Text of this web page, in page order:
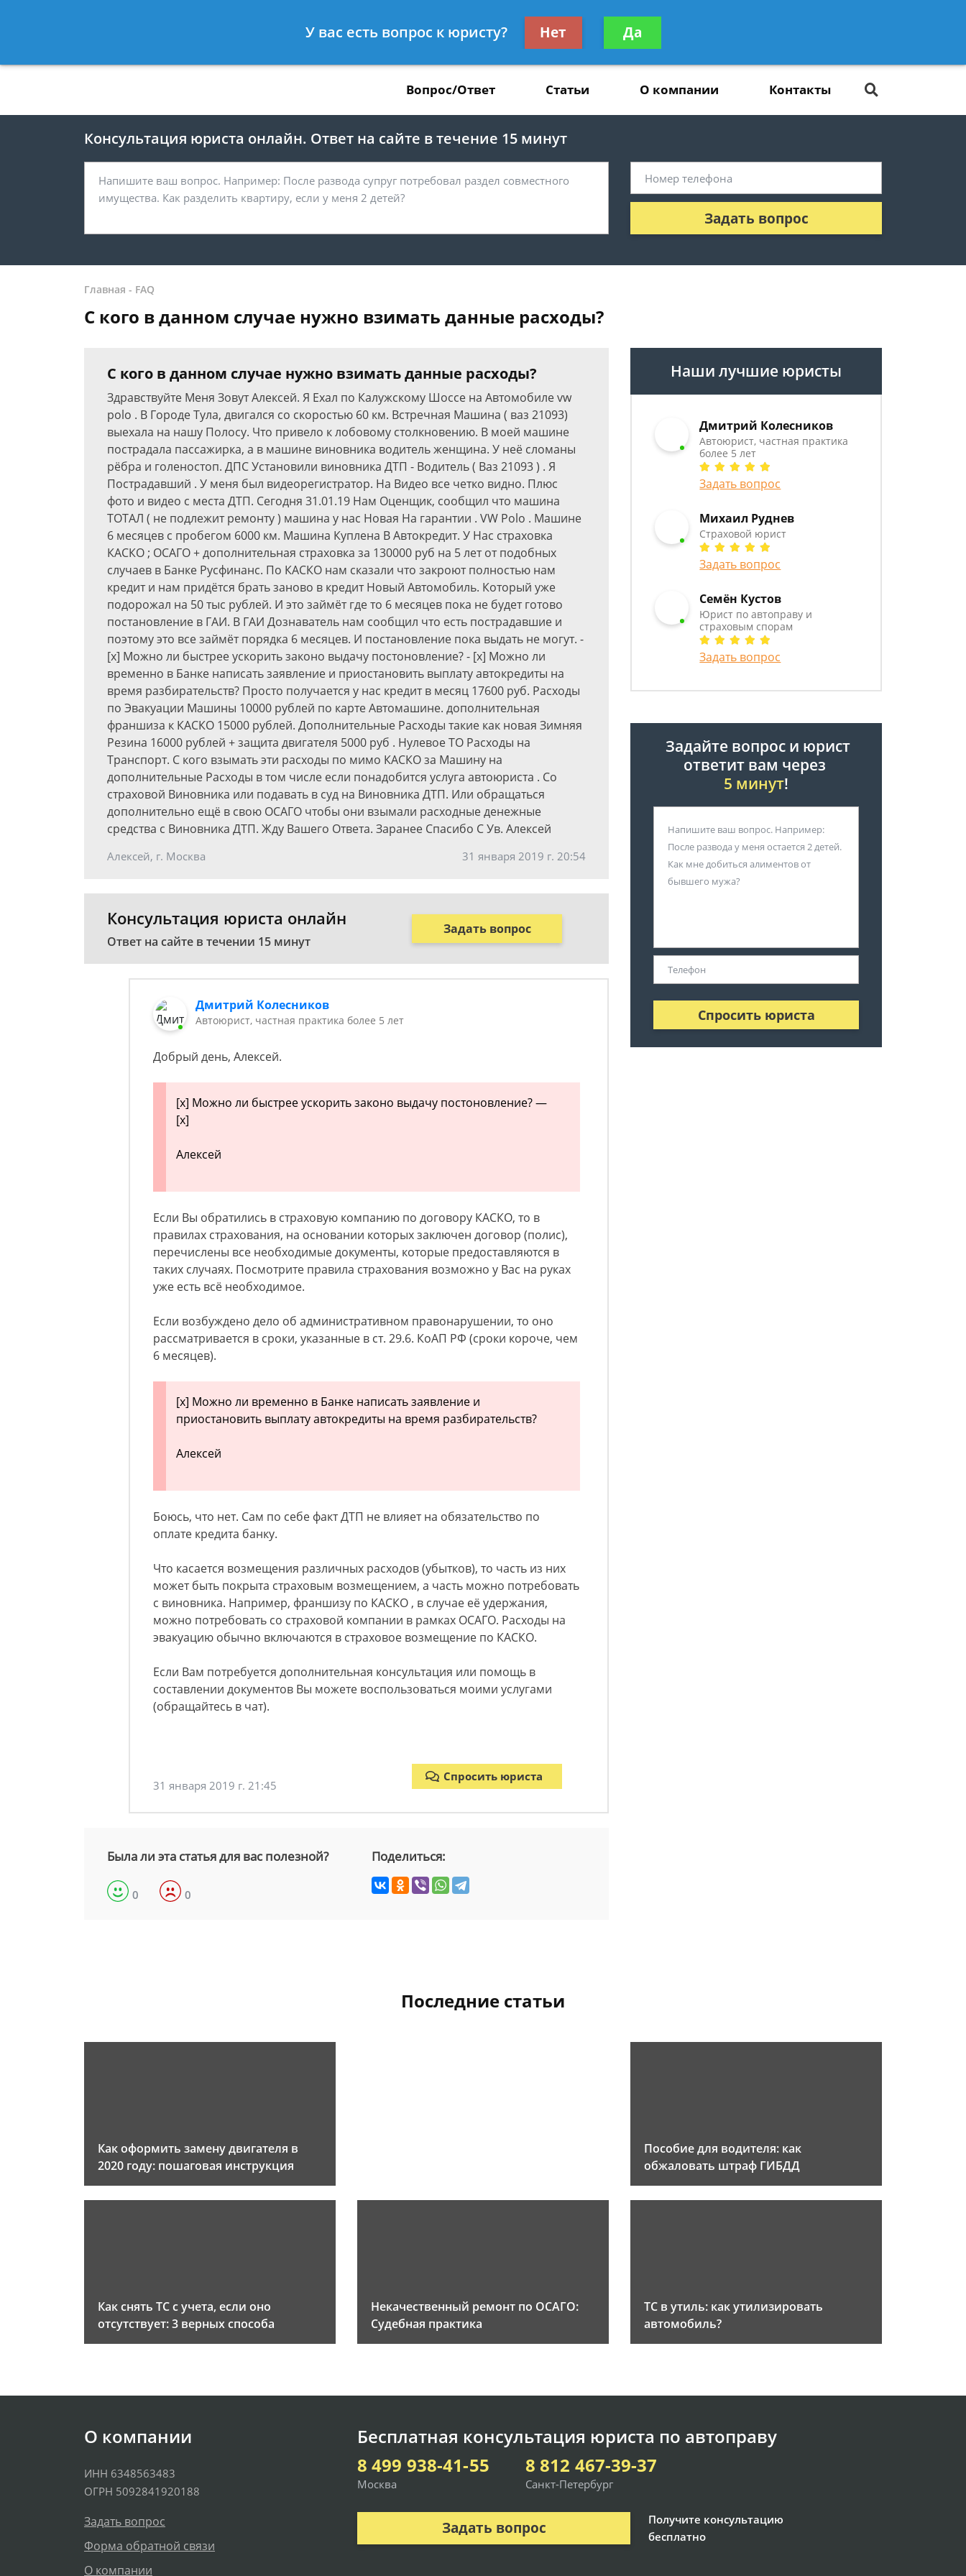
8 812 467-39-37
Получите консультацию
бесплатно
Вопрос/Ответ Статьи О компании Контакты
Консультация юриста онлайн. Ответ на сайте в течение 15 минут
Задать вопрос
Главная - FAQ
С кого в данном случае нужно взимать данные расходы?
С кого в данном случае нужно взимать данные расходы?
Здравствуйте Меня Зовут Алексей. Я Ехал по Калужскому Шоссе на Автомобиле vw
polo . В Городе Тула, двигался со скоростью 60 км. Встречная Машина ( ваз 21093)
выехала на нашу Полосу. Что привело к лобовому столкновению. В моей машине
пострадала пассажирка, а в машине виновника водитель женщина. У неё сломаны
рёбра и голеностоп. ДПС Установили виновника ДТП - Водитель ( Ваз 21093 ) . Я
Пострадавший . У меня был видеорегистратор. На Видео все четко видно. Плюс
фото и видео с места ДТП. Сегодня 31.01.19 Нам Оценщик, сообщил что машина
ТОТАЛ ( не подлежит ремонту ) машина у нас Новая На гарантии . VW Polo . Машине
6 месяцев с пробегом 6000 км. Машина Куплена В Автокредит. У Нас страховка
КАСКО ; ОСАГО + дополнительная страховка за 130000 руб на 5 лет от подобных
случаев в Банке Русфинанс. По КАСКО нам сказали что закроют полностью нам
кредит и нам придётся брать заново в кредит Новый Автомобиль. Который уже
подорожал на 50 тыс рублей. И это займёт где то 6 месяцев пока не будет готово
постановление в ГАИ. В ГАИ Дознаватель нам сообщил что есть пострадавшие и
поэтому это все займёт порядка 6 месяцев. И постановление пока выдать не могут. -
[x] Можно ли быстрее ускорить законо выдачу постоновление? - [x] Можно ли
временно в Банке написать заявление и приостановить выплату автокредиты на
время разбирательств? Просто получается у нас кредит в месяц 17600 руб. Расходы
по Эвакуации Машины 10000 рублей по карте Автомашине. дополнительная
франшиза к КАСКО 15000 рублей. Дополнительные Расходы такие как новая Зимняя
Резина 16000 рублей + защита двигателя 5000 руб . Нулевое ТО Расходы на
Транспорт. С кого взымать эти расходы по мимо КАСКО за Машину на
дополнительные Расходы в том числе если понадобится услуга автоюриста . Со
страховой Виновника или подавать в суд на Виновника ДТП. Или обращаться
дополнительно ещё в свою ОСАГО чтобы они взымали расходные денежные
средства с Виновника ДТП. Жду Вашего Ответа. Заранее Спасибо С Ув. Алексей
Алексей, г. Москва 31 января 2019 г. 20:54
Консультация юриста онлайн
Ответ на сайте в течении 15 минут
Задать вопрос
Дмитрий Колесников
Автоюрист, частная практика более 5 лет
Добрый день, Алексей.
[x] Можно ли быстрее ускорить законо выдачу постоновление? —
[x]
Алексей
Если Вы обратились в страховую компанию по договору КАСКО, то в
правилах страхования, на основании которых заключен договор (полис),
перечислены все необходимые документы, которые предоставляются в
таких случаях. Посмотрите правила страхования возможно у Вас на руках
уже есть всё необходимое.
Если возбуждено дело об административном правонарушении, то оно
рассматривается в сроки, указанные в ст. 29.6. КоАП РФ (сроки короче, чем
6 месяцев).
[x] Можно ли временно в Банке написать заявление и
приостановить выплату автокредиты на время разбирательств?
Алексей
Боюсь, что нет. Сам по себе факт ДТП не влияет на обязательство по
оплате кредита банку.
Что касается возмещения различных расходов (убытков), то часть из них
может быть покрыта страховым возмещением, а часть можно потребовать
с виновника. Например, франшизу по КАСКО , в случае её удержания,
можно потребовать со страховой компании в рамках ОСАГО. Расходы на
эвакуацию обычно включаются в страховое возмещение по КАСКО.
Если Вам потребуется дополнительная консультация или помощь в
составлении документов Вы можете воспользоваться моими услугами
(обращайтесь в чат).
31 января 2019 г. 21:45
Спросить юриста
Была ли эта статья для вас полезной?
0 0
Поделиться:
Наши лучшие юристы
Дмитрий Колесников
Автоюрист, частная практика
более 5 лет
Задать вопрос
Михаил Руднев
Страховой юрист
Задать вопрос
Семён Кустов
Юрист по автоправу и
страховым спорам
Задать вопрос
Задайте вопрос и юрист
ответит вам через
5 минут!
Спросить юриста
Последние статьи
Как оформить замену двигателя в
2020 году: пошаговая инструкция
Пособие для водителя: как
обжаловать штраф ГИБДД
Как снять ТС с учета, если оно
отсутствует: 3 верных способа
Некачественный ремонт по ОСАГО:
Судебная практика
ТС в утиль: как утилизировать
автомобиль?
О компании
ИНН 6348563483
ОГРН 5092841920188
Задать вопрос
Форма обратной связи
О компании
Бесплатная консультация юриста по автоправу
8 499 938-41-55
Москва
8 812 467-39-37
Санкт-Петербург
Задать вопрос
Получите консультацию
бесплатно
У вас есть вопрос к юристу? Нет Да